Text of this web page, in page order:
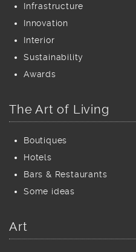
Infrastructure
Innovation
Interior
Sustainability
Awards
The Art of Living
Boutiques
Hotels
Bars & Restaurants
Some ideas
Art